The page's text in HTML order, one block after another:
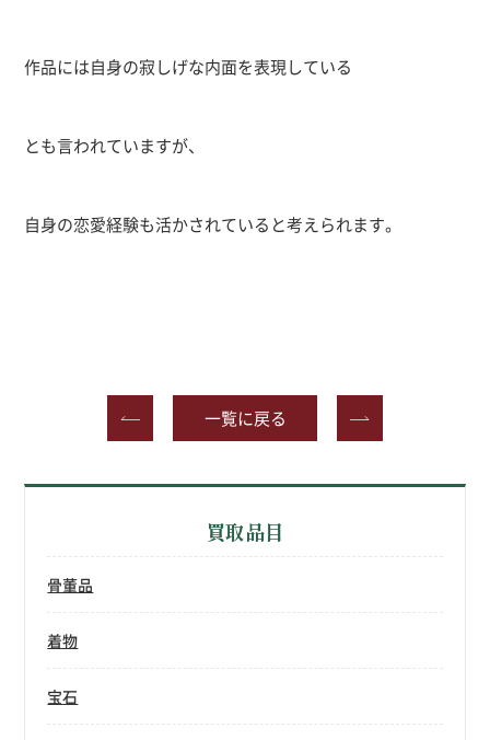
作品には自身の寂しげな内面を表現している
とも言われていますが、
自身の恋愛経験も活かされていると考えられます。
一覧に戻る
買取品目
骨董品
着物
宝石